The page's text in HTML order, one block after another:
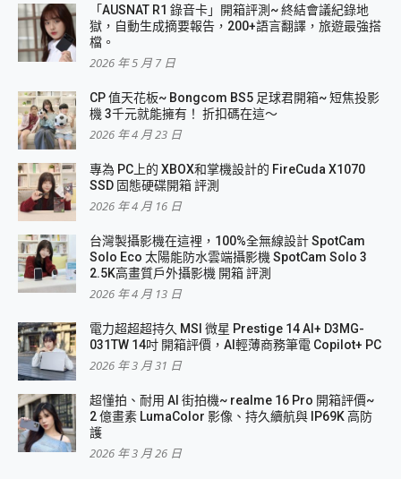
「AUSNAT R1 錄音卡」開箱評測~ 終結會議紀錄地
獄，自動生成摘要報告，200+語言翻譯，旅遊最強搭
檔。
2026 年 5 月 7 日
CP 值天花板~ Bongcom BS5 足球君開箱~ 短焦投影
機 3千元就能擁有！ 折扣碼在這～
2026 年 4 月 23 日
專為 PC上的 XBOX和掌機設計的 FireCuda X1070
SSD 固態硬碟開箱 評測
2026 年 4 月 16 日
台灣製攝影機在這裡，100%全無線設計 SpotCam
Solo Eco 太陽能防水雲端攝影機 SpotCam Solo 3
2.5K高畫質戶外攝影機 開箱 評測
2026 年 4 月 13 日
電力超超超持久 MSI 微星 Prestige 14 AI+ D3MG-
031TW 14吋 開箱評價，AI輕薄商務筆電 Copilot+ PC
2026 年 3 月 31 日
超懂拍、耐用 AI 街拍機~ realme 16 Pro 開箱評價~
2 億畫素 LumaColor 影像、持久續航與 IP69K 高防
護
2026 年 3 月 26 日